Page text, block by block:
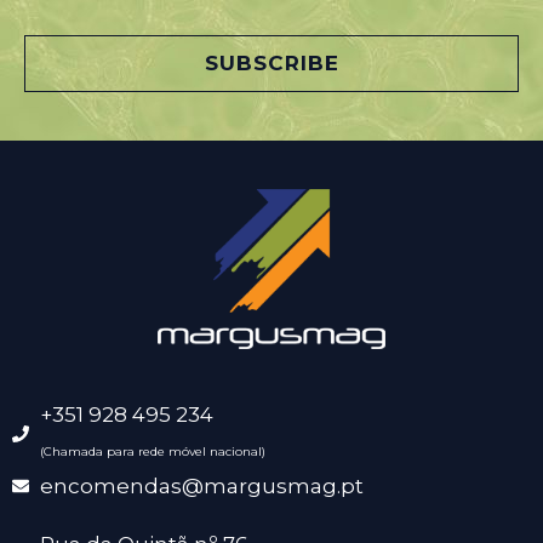
*
SUBSCRIBE
+351 928 495 234
(Chamada para rede móvel nacional)
encomendas@margusmag.pt